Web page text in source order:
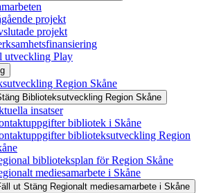
projekt
projekt
utveckling Play
Region Skåne
Biblioteksutveckling Region Skåne
insatser
bibliotek i Skåne
biblioteksutveckling Region
biblioteksplan för Region Skåne
mediesamarbete i Skåne
ut Stäng Regionalt mediesamarbete i Skåne